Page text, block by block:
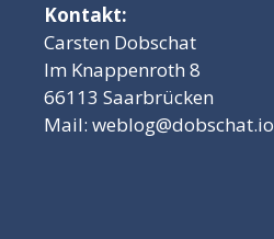
Kontakt:
Carsten Dobschat
Im Knappenroth 8
66113 Saarbrücken
Mail: weblog@dobschat.io